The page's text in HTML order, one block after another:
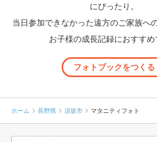
にぴったり。
当日参加できなかった遠方のご家族へ
お子様の成長記録におすすめ
フォトブックをつくる
ホーム 長野県 須坂市 マタニティフォト